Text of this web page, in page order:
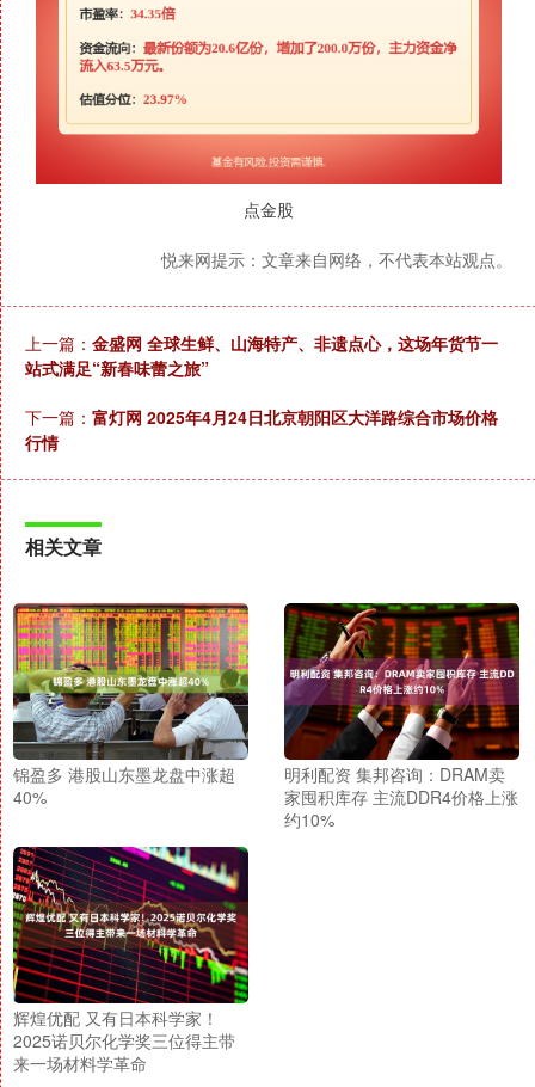
点金股
悦来网提示：文章来自网络，不代表本站观点。
上一篇： 金盛网 全球生鲜、山海特产、非遗点心，这场年货节一
站式满足“新春味蕾之旅”
下一篇： 富灯网 2025年4月24日北京朝阳区大洋路综合市场价格
行情
相关文章
锦盈多 港股山东墨龙盘中涨超
40%
明利配资 集邦咨询：DRAM卖
家囤积库存 主流DDR4价格上涨
约10%
辉煌优配 又有日本科学家！
2025诺贝尔化学奖三位得主带
来一场材料学革命